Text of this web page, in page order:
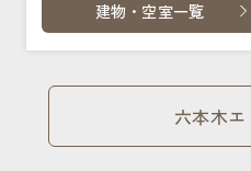
建物・空室一覧
六本木